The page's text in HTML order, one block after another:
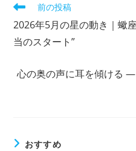
そ
他
の
を
前の投稿
2026年5月の星の動き｜蠍
当のスタート”
心の奥の声に耳を傾ける
おすすめ